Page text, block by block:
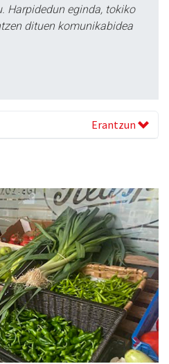
Harpidedun eginda, tokiko
dituen komunikabidea
Erantzun
Next